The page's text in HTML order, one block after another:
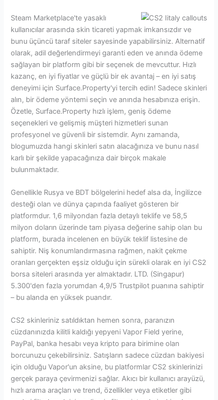
Steam Marketplace'te yasaklı
kullanıcılar arasında skin ticareti yapmak imkansızdır ve
bunu üçüncü taraf siteler sayesinde yapabilirsiniz. Alternatif
olarak, adil değerlendirmeyi garanti eden ve anında ödeme
sağlayan bir platform gibi bir seçenek de mevcuttur. Hızlı
kazanç, en iyi fiyatlar ve güçlü bir ek avantaj – en iyi satış
deneyimi için Surface.Property'yi tercih edin! Sadece skinleri
alın, bir ödeme yöntemi seçin ve anında hesabınıza erişin.
Özetle, Surface.Property hızlı işlem, geniş ödeme
seçenekleri ve gelişmiş müşteri hizmetleri sunan
profesyonel ve güvenli bir sistemdir. Aynı zamanda,
blogumuzda hangi skinleri satın alacağınıza ve bunu nasıl
karlı bir şekilde yapacağınıza dair birçok makale
bulunmaktadır.
Genellikle Rusya ve BDT bölgelerini hedef alsa da, İngilizce
desteği olan ve dünya çapında faaliyet gösteren bir
platformdur. 1,6 milyondan fazla detaylı teklife ve 58,5
milyon doların üzerinde tam piyasa değerine sahip olan bu
platform, burada incelenen en büyük teklif listesine de
sahiptir. Niş konumlandırmasına rağmen, nakit çekme
oranları gerçekten eşsiz olduğu için sürekli olarak en iyi CS2
borsa siteleri arasında yer almaktadır. LTD. (Singapur)
5.300'den fazla yorumdan 4,9/5 Trustpilot puanına sahiptir
– bu alanda en yüksek puandır.
CS2 skinleriniz satıldıktan hemen sonra, paranızın
cüzdanınızda kilitli kaldığı yepyeni Vapor Field yerine,
PayPal, banka hesabı veya kripto para birimine olan
borcunuzu çekebilirsiniz. Satışların sadece cüzdan bakiyesi
için olduğu Vapor'un aksine, bu platformlar CS2 skinlerinizi
gerçek paraya çevirmenizi sağlar. Akıcı bir kullanıcı arayüzü,
hızlı arama araçları ve trend, özellikler veya etiketler gibi